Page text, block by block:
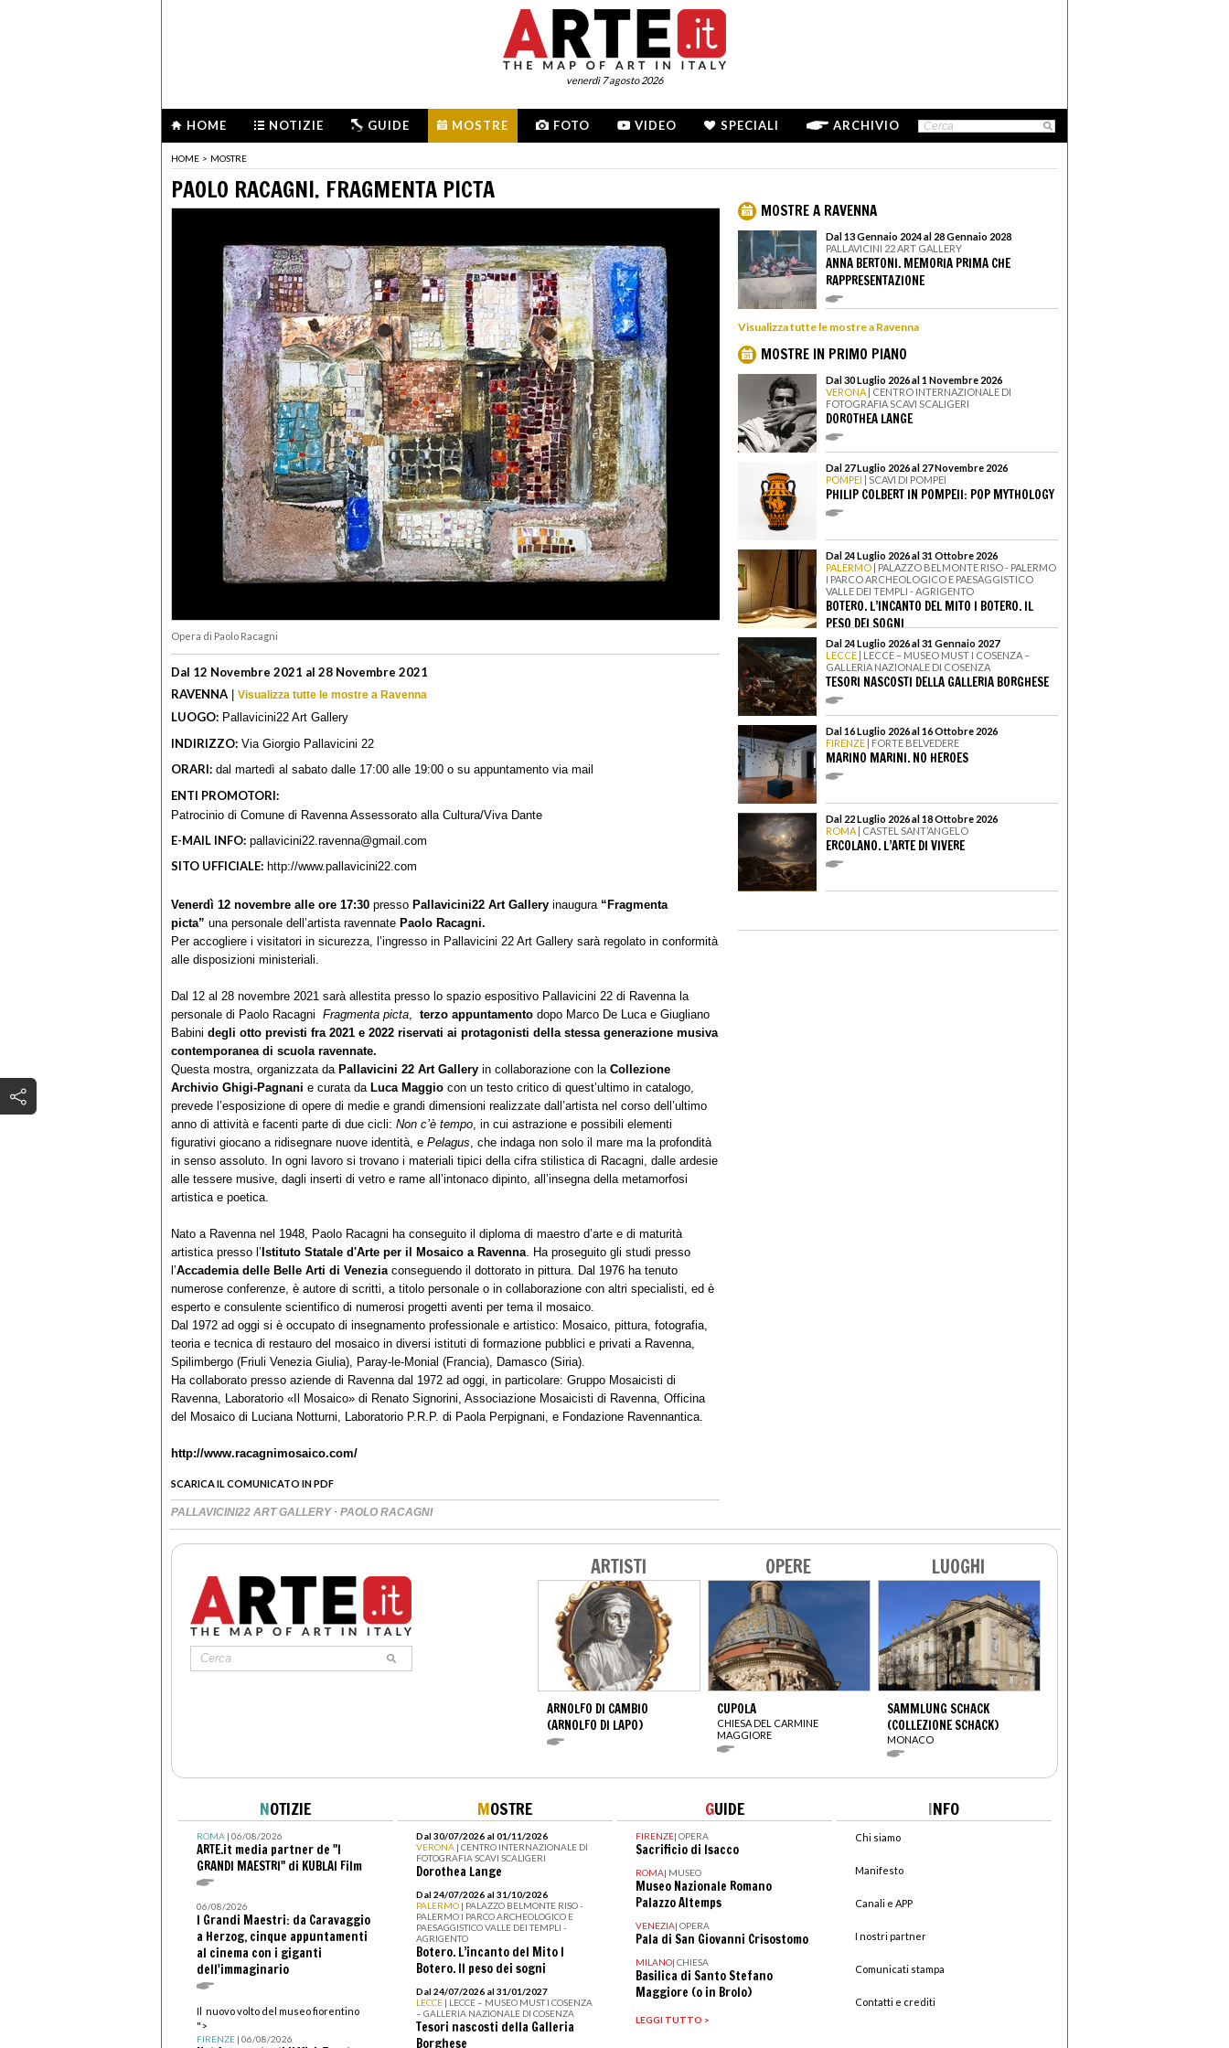
venerdì 7 agosto 2026
HOME NOTIZIE GUIDE MOSTRE FOTO VIDEO SPECIALI ARCHIVIO
HOME > MOSTRE
PAOLO RACAGNI. FRAGMENTA PICTA
Opera di Paolo Racagni
Dal 12 Novembre 2021 al 28 Novembre 2021
RAVENNA | Visualizza tutte le mostre a Ravenna
LUOGO: Pallavicini22 Art Gallery
INDIRIZZO: Via Giorgio Pallavicini 22
ORARI: dal martedì al sabato dalle 17:00 alle 19:00 o su appuntamento via mail
ENTI PROMOTORI:
Patrocinio di Comune di Ravenna Assessorato alla Cultura/Viva Dante
E-MAIL INFO: pallavicini22.ravenna@gmail.com
SITO UFFICIALE: http://www.pallavicini22.com
Venerdì 12 novembre alle ore 17:30 presso Pallavicini22 Art Gallery inaugura “Fragmenta
picta” una personale dell’artista ravennate Paolo Racagni.
Per accogliere i visitatori in sicurezza, l’ingresso in Pallavicini 22 Art Gallery sarà regolato in conformità
alle disposizioni ministeriali.
Dal 12 al 28 novembre 2021 sarà allestita presso lo spazio espositivo Pallavicini 22 di Ravenna la
personale di Paolo Racagni Fragmenta picta terzo appuntamento dopo Marco De Luca e Giugliano
Babini degli otto previsti fra 2021 e 2022 riservati ai protagonisti della stessa generazione musiva
contemporanea di scuola ravennate.
Questa mostra, organizzata da Pallavicini 22 Art Gallery in collaborazione con la Collezione
Archivio Ghigi-Pagnani e curata da Luca Maggio con un testo critico di quest’ultimo in catalogo,
prevede l’esposizione di opere di medie e grandi dimensioni realizzate dall’artista nel corso dell’ultimo
anno di attività e facenti parte di due cicli: Non c’è tempo , in cui astrazione e possibili elementi
figurativi giocano a ridisegnare nuove identità, e Pelagus , che indaga non solo il mare ma la profondità
in senso assoluto. In ogni lavoro si trovano i materiali tipici della cifra stilistica di Racagni, dalle ardesie
alle tessere musive, dagli inserti di vetro e rame all’intonaco dipinto, all’insegna della metamorfosi
artistica e poetica.
Nato a Ravenna nel 1948, Paolo Racagni ha conseguito il diploma di maestro d’arte e di maturità
artistica presso l’Istituto Statale d'Arte per il Mosaico a Ravenna . Ha proseguito gli studi presso
l’Accademia delle Belle Arti di Venezia conseguendo il dottorato in pittura. Dal 1976 ha tenuto
numerose conferenze, è autore di scritti, a titolo personale o in collaborazione con altri specialisti, ed è
esperto e consulente scientifico di numerosi progetti aventi per tema il mosaico.
Dal 1972 ad oggi si è occupato di insegnamento professionale e artistico: Mosaico, pittura, fotografia,
teoria e tecnica di restauro del mosaico in diversi istituti di formazione pubblici e privati a Ravenna,
Spilimbergo (Friuli Venezia Giulia), Paray-le-Monial (Francia), Damasco (Siria).
Ha collaborato presso aziende di Ravenna dal 1972 ad oggi, in particolare: Gruppo Mosaicisti di
Ravenna, Laboratorio «Il Mosaico» di Renato Signorini, Associazione Mosaicisti di Ravenna, Officina
del Mosaico di Luciana Notturni, Laboratorio P.R.P. di Paola Perpignani, e Fondazione Ravennantica.
http://www.racagnimosaico.com/
SCARICA IL COMUNICATO IN PDF
PALLAVICINI22 ART GALLERY · PAOLO RACAGNI
MOSTRE A RAVENNA
Dal 13 Gennaio 2024 al 28 Gennaio 2028
PALLAVICINI 22 ART GALLERY
ANNA BERTONI. MEMORIA PRIMA CHE
RAPPRESENTAZIONE
Visualizza tutte le mostre a Ravenna
MOSTRE IN PRIMO PIANO
Dal 30 Luglio 2026 al 1 Novembre 2026
VERONA | CENTRO INTERNAZIONALE DI
FOTOGRAFIA SCAVI SCALIGERI
DOROTHEA LANGE
Dal 27 Luglio 2026 al 27 Novembre 2026
POMPEI | SCAVI DI POMPEI
PHILIP COLBERT IN POMPEII: POP MYTHOLOGY
Dal 24 Luglio 2026 al 31 Ottobre 2026
PALERMO | PALAZZO BELMONTE RISO - PALERMO
I PARCO ARCHEOLOGICO E PAESAGGISTICO
VALLE DEI TEMPLI - AGRIGENTO
BOTERO. L’INCANTO DEL MITO I BOTERO. IL
PESO DEI SOGNI
Dal 24 Luglio 2026 al 31 Gennaio 2027
LECCE | LECCE – MUSEO MUST I COSENZA –
GALLERIA NAZIONALE DI COSENZA
TESORI NASCOSTI DELLA GALLERIA BORGHESE
Dal 16 Luglio 2026 al 16 Ottobre 2026
FIRENZE | FORTE BELVEDERE
MARINO MARINI. NO HEROES
Dal 22 Luglio 2026 al 18 Ottobre 2026
ROMA | CASTEL SANT’ANGELO
ERCOLANO. L’ARTE DI VIVERE
ARTISTI
ARNOLFO DI CAMBIO
(ARNOLFO DI LAPO)
OPERE
CUPOLA
CHIESA DEL CARMINE
MAGGIORE
LUOGHI
SAMMLUNG SCHACK
(COLLEZIONE SCHACK)
MONACO
NOTIZIE
ROMA| 06/08/2026
ARTE.it media partner de "I
GRANDI MAESTRI" di KUBLAI Film
06/08/2026
I Grandi Maestri: da Caravaggio
a Herzog, cinque appuntamenti
al cinema con i giganti
dell'immaginario
Il nuovo volto del museo fiorentino
">
FIRENZE| 06/08/2026
MOSTRE
Dal 30/07/2026 al 01/11/2026
VERONA | CENTRO INTERNAZIONALE DI
FOTOGRAFIA SCAVI SCALIGERI
Dorothea Lange
Dal 24/07/2026 al 31/10/2026
PALERMO | PALAZZO BELMONTE RISO -
PALERMO I PARCO ARCHEOLOGICO E
PAESAGGISTICO VALLE DEI TEMPLI -
AGRIGENTO
Botero. L’incanto del Mito I
Botero. Il peso dei sogni
Dal 24/07/2026 al 31/01/2027
LECCE | LECCE – MUSEO MUST I COSENZA
– GALLERIA NAZIONALE DI COSENZA
Tesori nascosti della Galleria
Borghese
GUIDE
FIRENZE| OPERA
Sacrificio di Isacco
ROMA| MUSEO
Museo Nazionale Romano
Palazzo Altemps
VENEZIA| OPERA
Pala di San Giovanni Crisostomo
MILANO| CHIESA
Basilica di Santo Stefano
Maggiore (o in Brolo)
LEGGI TUTTO >
INFO
Chi siamo
Manifesto
Canali e APP
I nostri partner
Comunicati stampa
Contatti e crediti